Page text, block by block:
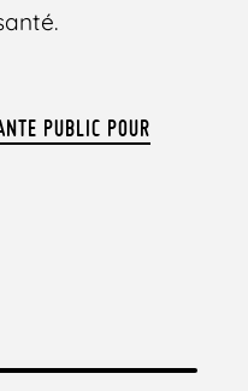
PUBLIC POUR